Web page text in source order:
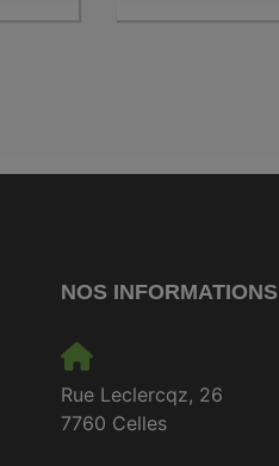
NOS INFORMATIONS
Rue Leclercqz, 26
7760 Celles